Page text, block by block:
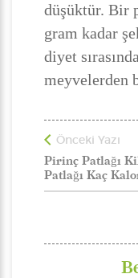
düşüktür. Bir
gram kadar
diyet
meyvelerden
Önceki Yazı
Pirinç Patlağı
Patlağı Kaç